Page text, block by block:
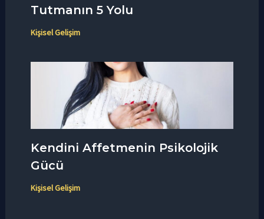
Tutmanın 5 Yolu
Kişisel Gelişim
Kendini Affetmenin Psikolojik
Gücü
Kişisel Gelişim